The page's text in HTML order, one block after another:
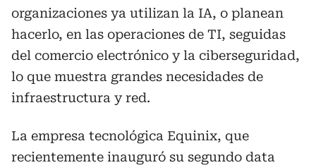
organizaciones ya utilizan la IA, o planean
hacerlo, en las operaciones de TI, seguidas
del comercio electrónico y la ciberseguridad,
lo que muestra grandes necesidades de
infraestructura y red.
La empresa tecnológica Equinix, que
recientemente inauguró su segundo data